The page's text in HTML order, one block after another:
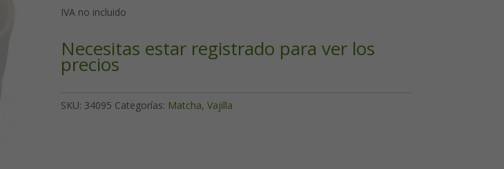
IVA no incluido
Necesitas estar registrado para ver los
precios
SKU: 34095 Categorías: Matcha, Vajilla